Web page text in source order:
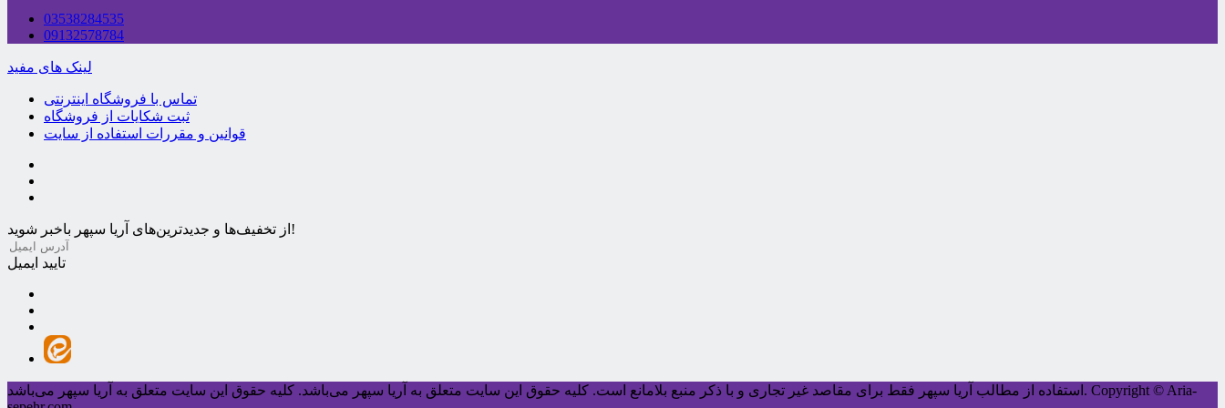
03538284535
09132578784
لینک های مفید
تماس با فروشگاه اینترنتی
ثبت شکایات از فروشگاه
قوانین و مقررات استفاده از سایت
از تخفیف‌ها و جدیدترین‌های آریا سپهر باخبر شوید!
تایید ایمیل
استفاده از مطالب آریا سپهر فقط برای مقاصد غیر تجاری و با ذکر منبع بلامانع است. کليه حقوق اين سايت متعلق به آریا سپهر می‌باشد. کليه حقوق اين سايت متعلق به آریا سپهر می‌باشد. Copyright © Aria-